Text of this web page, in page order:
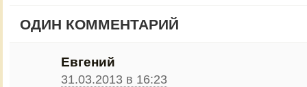
ОДИН КОММЕНТАРИЙ
Евгений
31.03.2013 в 16:23